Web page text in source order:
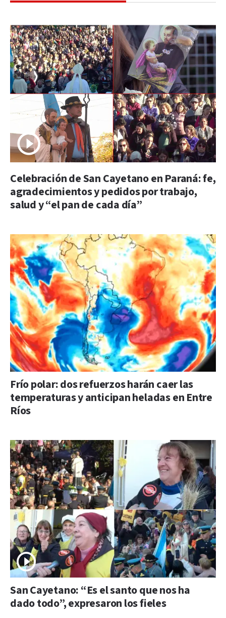
Celebración de San Cayetano en Paraná: fe,
agradecimientos y pedidos por trabajo,
salud y “el pan de cada día”
Frío polar: dos refuerzos harán caer las
temperaturas y anticipan heladas en Entre
Ríos
San Cayetano: “Es el santo que nos ha
dado todo”, expresaron los fieles